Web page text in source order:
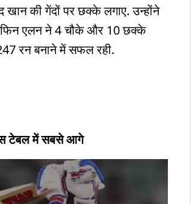
खान की गेंदों पर छक्के लगाए. उन्होंने
फिन एलन ने 4 चौके और 10 छक्के
रन बनाने में सफल रही.
टेबल में सबसे आगे